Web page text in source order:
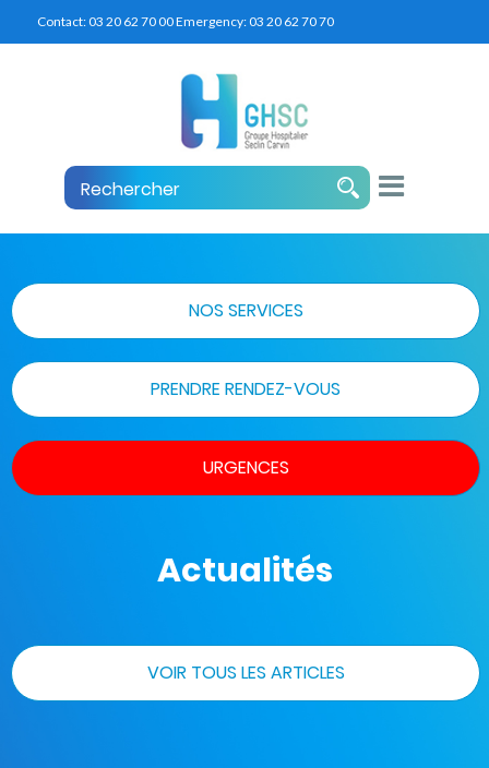
Contact:03 20 62 70 00Emergency:03 20 62 70 70
NOS SERVICES
PRENDRE RENDEZ-VOUS
URGENCES
Actualités
VOIR TOUS LES ARTICLES